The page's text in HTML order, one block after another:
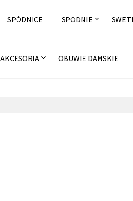
SPÓDNICE SPODNIE
AKCESORIA OBUWIE DAMSKIE